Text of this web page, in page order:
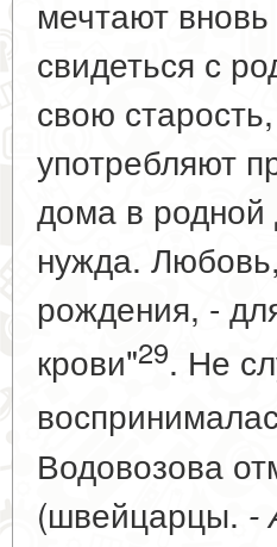
мечтают
свидеться с
свою
употребляют
дома в родной
нужда.
рождения, -
крови"29. Не
Водовозова
(швейцарцы. -